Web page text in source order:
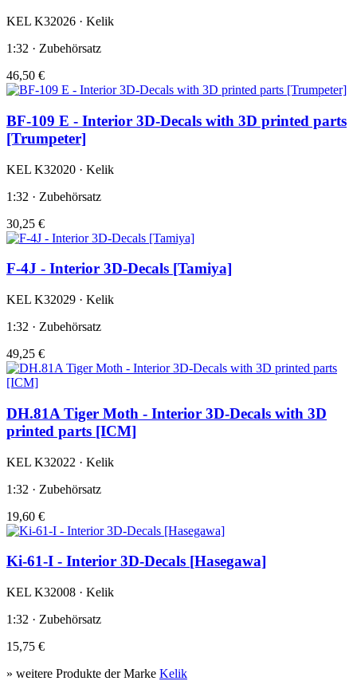
KEL K32026 · Kelik
1:32 · Zubehörsatz
46,50 €
BF-109 E - Interior 3D-Decals with 3D printed parts
[Trumpeter]
KEL K32020 · Kelik
1:32 · Zubehörsatz
30,25 €
F-4J - Interior 3D-Decals [Tamiya]
KEL K32029 · Kelik
1:32 · Zubehörsatz
49,25 €
DH.81A Tiger Moth - Interior 3D-Decals with 3D
printed parts [ICM]
KEL K32022 · Kelik
1:32 · Zubehörsatz
19,60 €
Ki-61-I - Interior 3D-Decals [Hasegawa]
KEL K32008 · Kelik
1:32 · Zubehörsatz
15,75 €
» weitere Produkte der Marke Kelik